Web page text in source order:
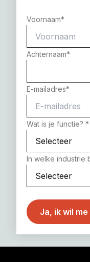
Voornaam*
Achternaam*
E-mailadres*
Wat is je functie? *
In welke industrie